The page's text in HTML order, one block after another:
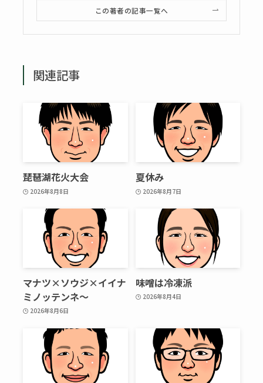
この著者の記事一覧へ
関連記事
琵琶湖花火大会
2026年8月8日
夏休み
2026年8月7日
マナツ×ソウジ×イイナ
ミノッテンネ～
2026年8月6日
味噌は冷凍派
2026年8月4日